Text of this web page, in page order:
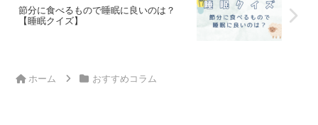
節分に食べるもので睡眠に良いのは？
【睡眠クイズ】
ホーム おすすめコラム